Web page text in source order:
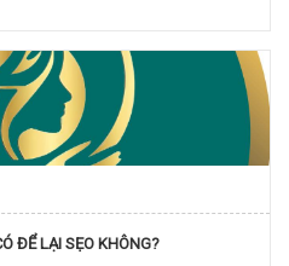
ĐỂ LẠI SẸO KHÔNG?